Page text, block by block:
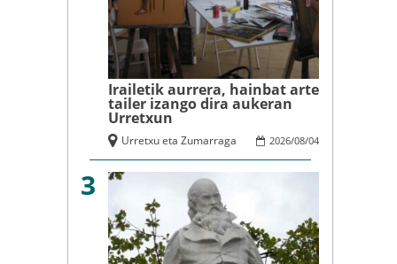
Irailetik aurrera, hainbat arte
tailer izango dira aukeran
Urretxun
2026/08/04
Urretxu eta Zumarraga
3